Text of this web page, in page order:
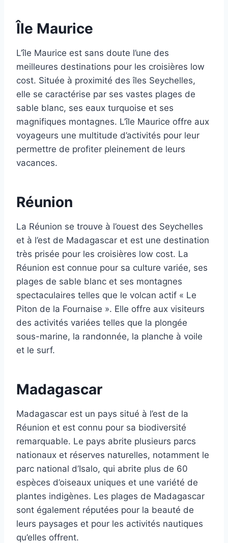
Île Maurice
L’île Maurice est sans doute l’une des
meilleures destinations pour les croisières low
cost. Située à proximité des îles Seychelles,
elle se caractérise par ses vastes plages de
sable blanc, ses eaux turquoise et ses
magnifiques montagnes. L’île Maurice offre aux
voyageurs une multitude d’activités pour leur
permettre de profiter pleinement de leurs
vacances.
Réunion
La Réunion se trouve à l’ouest des Seychelles
et à l’est de Madagascar et est une destination
très prisée pour les croisières low cost. La
Réunion est connue pour sa culture variée, ses
plages de sable blanc et ses montagnes
spectaculaires telles que le volcan actif « Le
Piton de la Fournaise ». Elle offre aux visiteurs
des activités variées telles que la plongée
sous-marine, la randonnée, la planche à voile
et le surf.
Madagascar
Madagascar est un pays situé à l’est de la
Réunion et est connu pour sa biodiversité
remarquable. Le pays abrite plusieurs parcs
nationaux et réserves naturelles, notamment le
parc national d’Isalo, qui abrite plus de 60
espèces d’oiseaux uniques et une variété de
plantes indigènes. Les plages de Madagascar
sont également réputées pour la beauté de
leurs paysages et pour les activités nautiques
qu’elles offrent.